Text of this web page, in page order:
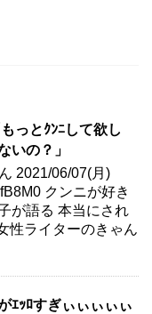
っとｸﾝﾆして欲し
いの？」
2021/06/07(月)
クンニが好き
が語る 本当にされ
性ライターのきゃん
ｴｯﾛすぎぃぃぃぃぃ